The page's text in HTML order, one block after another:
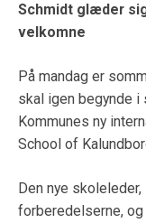
Schmidt glæder
velkomne
På mandag er
skal igen begynde i
Kommunes ny
School of
Den nye
forberedelserne,